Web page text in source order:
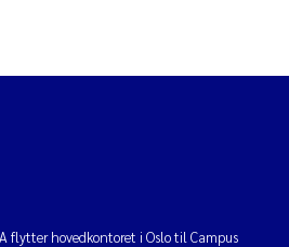
flytter hovedkontoret i Oslo til Campus